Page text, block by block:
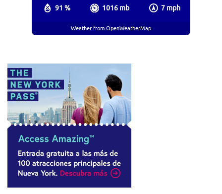
91 % 1016 mb 7 mph
Weather from OpenWeatherMap